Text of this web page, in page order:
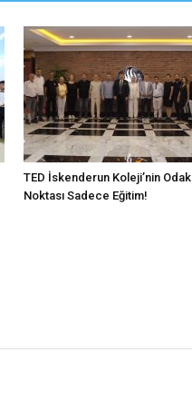
TED İskenderun Koleji’nin Odak
Noktası Sadece Eğitim!